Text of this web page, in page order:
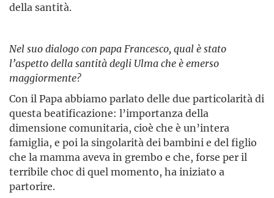
della santità.
Nel suo dialogo con papa Francesco, qual è stato
l’aspetto della santità degli Ulma che è emerso
maggiormente?
Con il Papa abbiamo parlato delle due particolarità di
questa beatificazione: l’importanza della
dimensione comunitaria, cioè che è un’intera
famiglia, e poi la singolarità dei bambini e del figlio
che la mamma aveva in grembo e che, forse per il
terribile choc di quel momento, ha iniziato a
partorire.